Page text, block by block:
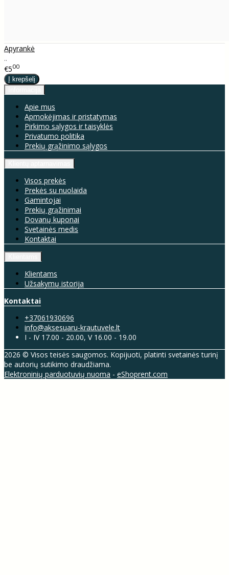
Apyrankė
..
€500
Apie mus
Apmokėjimas ir pristatymas
Pirkimo sąlygos ir taisyklės
Privatumo politika
Prekių grąžinimo sąlygos
Visos prekės
Prekės su nuolaida
Gamintojai
Prekių grąžinimai
Dovanų kuponai
Svetainės medis
Kontaktai
Klientams
Užsakymų istorija
Kontaktai
+37061930696
info@aksesuaru-krautuvele.lt
I - IV 17.00 - 20.00, V 16.00 - 19.00
2026 © Visos teisės saugomos. Kopijuoti, platinti svetainės turinį
be autorių sutikimo draudžiama.
Elektroninių parduotuvių nuoma - eShoprent.com